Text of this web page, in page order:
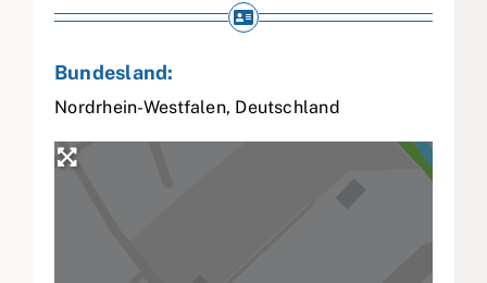
Bundesland:
Nordrhein-Westfalen, Deutschland